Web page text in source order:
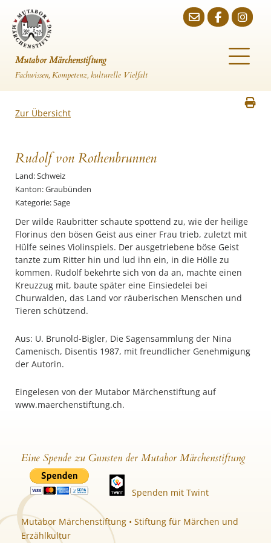
Mutabor Märchenstiftung
Fachwissen, Kompetenz, kulturelle Vielfalt
Zur Übersicht
Rudolf von Rothenbrunnen
Land: Schweiz
Kanton: Graubünden
Kategorie: Sage
Der wilde Raubritter schaute spottend zu, wie der heilige
Florinus den bösen Geist aus einer Frau trieb, zuletzt mit
Hülfe seines Violinspiels. Der ausgetriebene böse Geist
tanzte zum Ritter hin und lud ihn ein, in die Hölle zu
kommen. Rudolf bekehrte sich von da an, machte einen
Kreuzzug mit, baute später eine Einsiedelei bei
Churwalden, das Land vor räuberischen Menschen und
Tieren schützend.
Aus: U. Brunold-Bigler, Die Sagensammlung der Nina
Camenisch, Disentis 1987, mit freundlicher Genehmigung
der Autorin.
Eingelesen von der Mutabor Märchenstiftung auf
www.maerchenstiftung.ch.
Eine Spende zu Gunsten der Mutabor Märchenstiftung
Spenden mit Twint
Mutabor Märchenstiftung • Stiftung für Märchen und
Erzählkultur